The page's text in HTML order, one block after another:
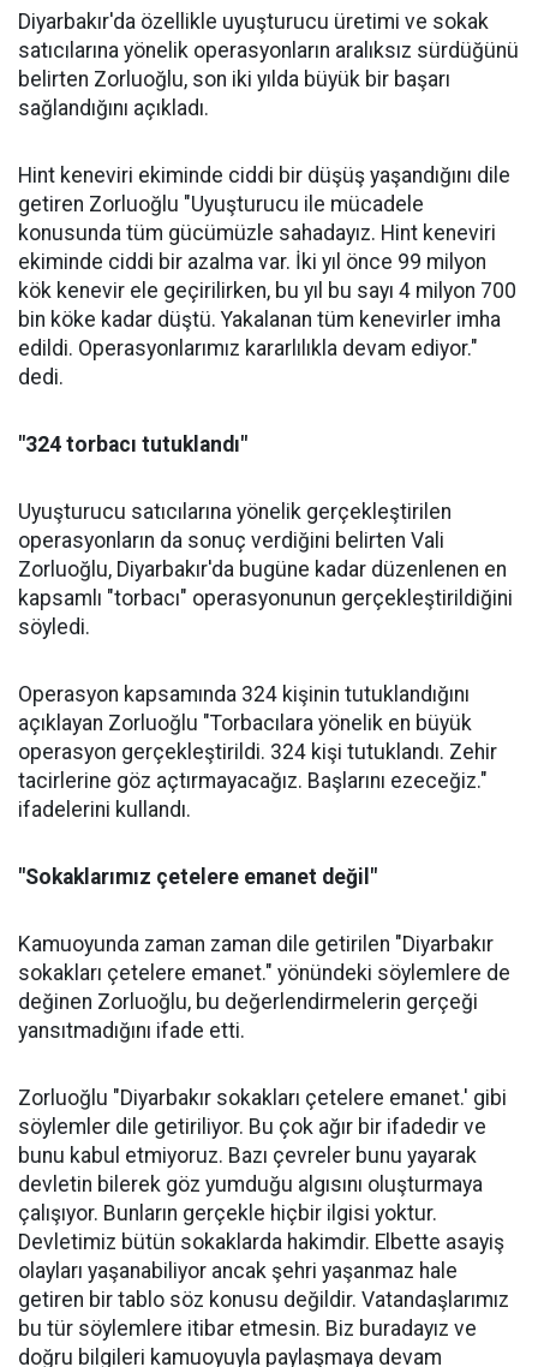
Diyarbakır'da özellikle uyuşturucu üretimi ve sokak
satıcılarına yönelik operasyonların aralıksız sürdüğünü
belirten Zorluoğlu, son iki yılda büyük bir başarı
sağlandığını açıkladı.
Hint keneviri ekiminde ciddi bir düşüş yaşandığını dile
getiren Zorluoğlu "Uyuşturucu ile mücadele
konusunda tüm gücümüzle sahadayız. Hint keneviri
ekiminde ciddi bir azalma var. İki yıl önce 99 milyon
kök kenevir ele geçirilirken, bu yıl bu sayı 4 milyon 700
bin köke kadar düştü. Yakalanan tüm kenevirler imha
edildi. Operasyonlarımız kararlılıkla devam ediyor."
dedi.
"324 torbacı tutuklandı"
Uyuşturucu satıcılarına yönelik gerçekleştirilen
operasyonların da sonuç verdiğini belirten Vali
Zorluoğlu, Diyarbakır'da bugüne kadar düzenlenen en
kapsamlı "torbacı" operasyonunun gerçekleştirildiğini
söyledi.
Operasyon kapsamında 324 kişinin tutuklandığını
açıklayan Zorluoğlu "Torbacılara yönelik en büyük
operasyon gerçekleştirildi. 324 kişi tutuklandı. Zehir
tacirlerine göz açtırmayacağız. Başlarını ezeceğiz."
ifadelerini kullandı.
"Sokaklarımız çetelere emanet değil"
Kamuoyunda zaman zaman dile getirilen "Diyarbakır
sokakları çetelere emanet." yönündeki söylemlere de
değinen Zorluoğlu, bu değerlendirmelerin gerçeği
yansıtmadığını ifade etti.
Zorluoğlu "Diyarbakır sokakları çetelere emanet.' gibi
söylemler dile getiriliyor. Bu çok ağır bir ifadedir ve
bunu kabul etmiyoruz. Bazı çevreler bunu yayarak
devletin bilerek göz yumduğu algısını oluşturmaya
çalışıyor. Bunların gerçekle hiçbir ilgisi yoktur.
Devletimiz bütün sokaklarda hakimdir. Elbette asayiş
olayları yaşanabiliyor ancak şehri yaşanmaz hale
getiren bir tablo söz konusu değildir. Vatandaşlarımız
bu tür söylemlere itibar etmesin. Biz buradayız ve
doğru bilgileri kamuoyuyla paylaşmaya devam